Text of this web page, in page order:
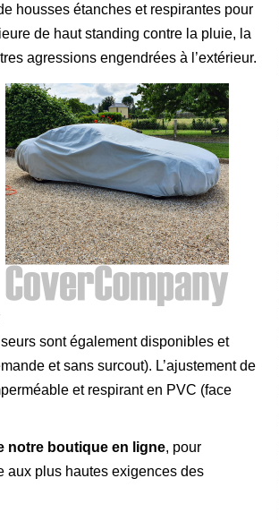
housses étanches et respirantes pour
de haut standing contre la pluie, la
agressions engendrées à l’extérieur.
sont également disponibles et
et sans surcout). L’ajustement de
et respirant en PVC (face
notre boutique en ligne, pour
aux plus hautes exigences des